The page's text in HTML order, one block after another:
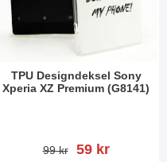
TPU Designdeksel Sony
Xperia XZ Premium (G8141)
gammel pris
99 kr ny pris
59 kr